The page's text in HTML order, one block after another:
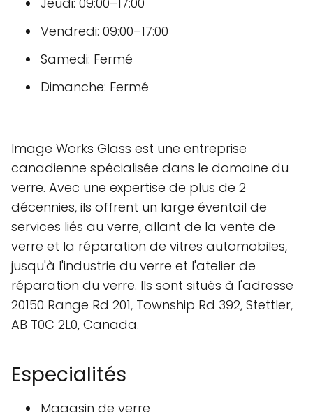
Vendredi: 09:00–17:00
Samedi: Fermé
Dimanche: Fermé
Image Works Glass est une entreprise
canadienne spécialisée dans le domaine du
verre. Avec une expertise de plus de 2
décennies, ils offrent un large éventail de
services liés au verre, allant de la vente de
verre et la réparation de vitres automobiles,
jusqu'à l'industrie du verre et l'atelier de
réparation du verre. Ils sont situés à l'adresse
20150 Range Rd 201, Township Rd 392, Stettler,
AB T0C 2L0, Canada.
Especialités
Magasin de verre